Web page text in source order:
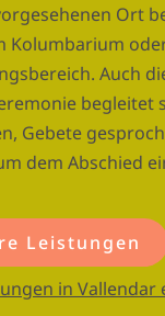
Ort
Kolumbarium
Auch
begleitet
Gebete
dem Abschied
Leistungen
in Vallendar